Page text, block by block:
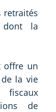
retraités
dont la
offre un
la vie
fiscaux
de